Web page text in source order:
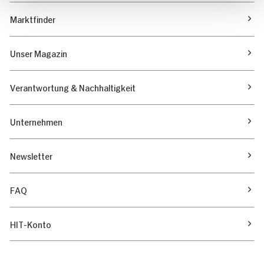
Marktfinder
Unser Magazin
Verantwortung & Nachhaltigkeit
Unternehmen
Newsletter
FAQ
HIT-Konto